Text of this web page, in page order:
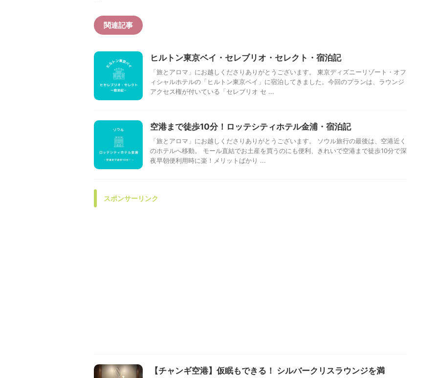
関連記事
ヒルトン東京ベイ・セレブリオ・セレクト・宿泊記
「旅とアロマ」にお越しくださりありがとうございます。 東京ディズニーリゾート・オフ
ィシャルホテルの「ヒルトン東京ベイ」に宿泊してきました。今回のプランは、ラウンジ
アクセス権が付いている「セレブリオ セ ...
空港まで徒歩10分！ロッテシティホテル金浦・宿泊記
「旅とアロマ」にお越しくださりありがとうございます。 ソウル旅行の最後は、空港近く
のホテルへ移動。 モール直結でお土産を買うのにも便利、きれいで空港まで徒歩10分で深
夜早朝便利用時に楽！メリットばかり ...
スポンサーリンク
【チャンギ空港】仮眠もできる！ シルバークリスラウンジを満